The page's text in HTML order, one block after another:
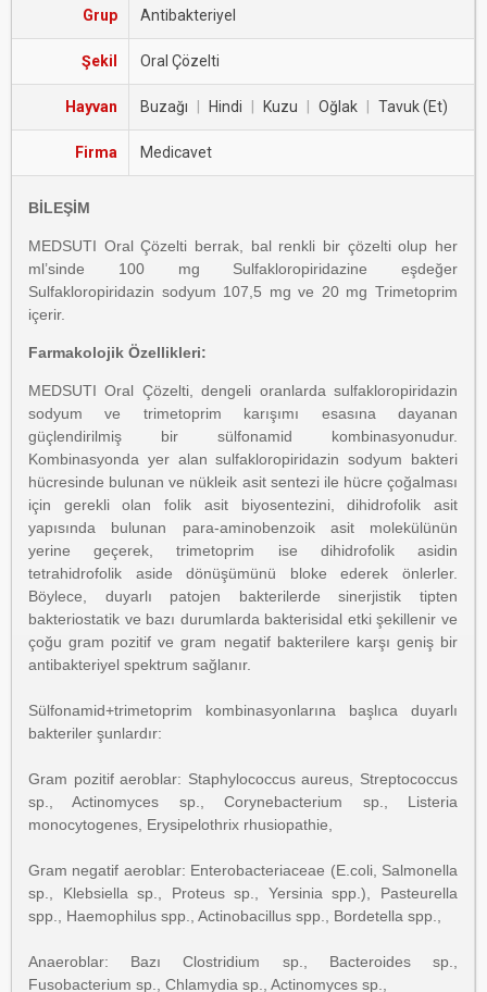
Grup Antibakteriyel
Şekil Oral Çözelti
Hayvan Buzağı Hindi Kuzu Oğlak Tavuk (Et)
Firma Medicavet
BİLEŞİM
MEDSUTI Oral Çözelti berrak, bal renkli bir çözelti olup her
ml’sinde 100 mg Sulfakloropiridazine eşdeğer
Sulfakloropiridazin sodyum 107,5 mg ve 20 mg Trimetoprim
içerir.
Farmakolojik Özellikleri:
MEDSUTI Oral Çözelti, dengeli oranlarda sulfakloropiridazin
sodyum ve trimetoprim karışımı esasına dayanan
güçlendirilmiş bir sülfonamid kombinasyonudur.
Kombinasyonda yer alan sulfakloropiridazin sodyum bakteri
hücresinde bulunan ve nükleik asit sentezi ile hücre çoğalması
için gerekli olan folik asit biyosentezini, dihidrofolik asit
yapısında bulunan para-aminobenzoik asit molekülünün
yerine geçerek, trimetoprim ise dihidrofolik asidin
tetrahidrofolik aside dönüşümünü bloke ederek önlerler.
Böylece, duyarlı patojen bakterilerde sinerjistik tipten
bakteriostatik ve bazı durumlarda bakterisidal etki şekillenir ve
çoğu gram pozitif ve gram negatif bakterilere karşı geniş bir
antibakteriyel spektrum sağlanır.
Sülfonamid+trimetoprim kombinasyonlarına başlıca duyarlı
bakteriler şunlardır:
Gram pozitif aeroblar: Staphylococcus aureus, Streptococcus
sp., Actinomyces sp., Corynebacterium sp., Listeria
monocytogenes, Erysipelothrix rhusiopathie,
Gram negatif aeroblar: Enterobacteriaceae (E.coli, Salmonella
sp., Klebsiella sp., Proteus sp., Yersinia spp.), Pasteurella
spp., Haemophilus spp., Actinobacillus spp., Bordetella spp.,
Anaeroblar: Bazı Clostridium sp., Bacteroides sp.,
Fusobacterium sp., Chlamydia sp., Actinomyces sp.,